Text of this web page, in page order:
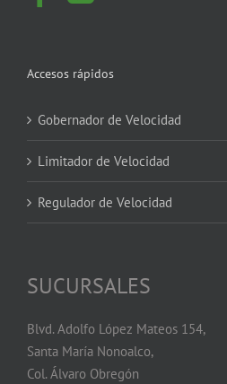
Accesos rápidos
Gobernador de Velocidad
Limitador de Velocidad
Regulador de Velocidad
SUCURSALES
Blvd. Adolfo López Mateos 154,
Santa María Nonoalco,
Col. Álvaro Obregón